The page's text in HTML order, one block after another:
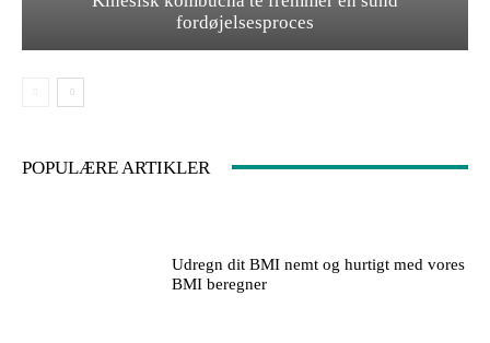
fordøjelsesproces
POPULÆRE ARTIKLER
Udregn dit BMI nemt og hurtigt med vores
BMI beregner